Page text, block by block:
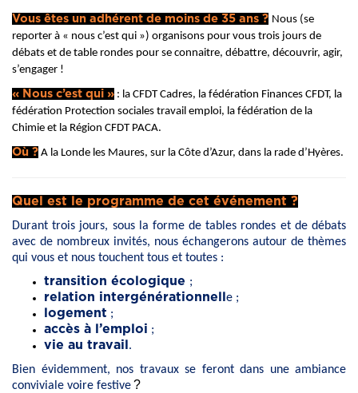
Vous êtes un adhérent de moins de 35 ans ? Nous (se
reporter à « nous c’est qui ») organisons pour vous trois jours de
débats et de table rondes pour se connaitre, débattre, découvrir, agir,
s’engager !
« Nous c’est qui » : la CFDT Cadres, la fédération Finances CFDT, la
fédération Protection sociales travail emploi, la fédération de la
Chimie et la Région CFDT PACA.
Où ? A la Londe les Maures, sur la Côte d’Azur, dans la rade d’Hyères.
Quel est le programme de cet événement ?
Durant trois jours, sous la forme de tables rondes et de débats
avec de nombreux invités, nous échangerons autour de thèmes
qui vous et nous touchent tous et toutes :
transition écologique ;
relation intergénérationnell e ;
logement ;
accès à l’emploi ;
vie au travail .
Bien évidemment, nos travaux se feront dans une ambiance
conviviale voire festive?